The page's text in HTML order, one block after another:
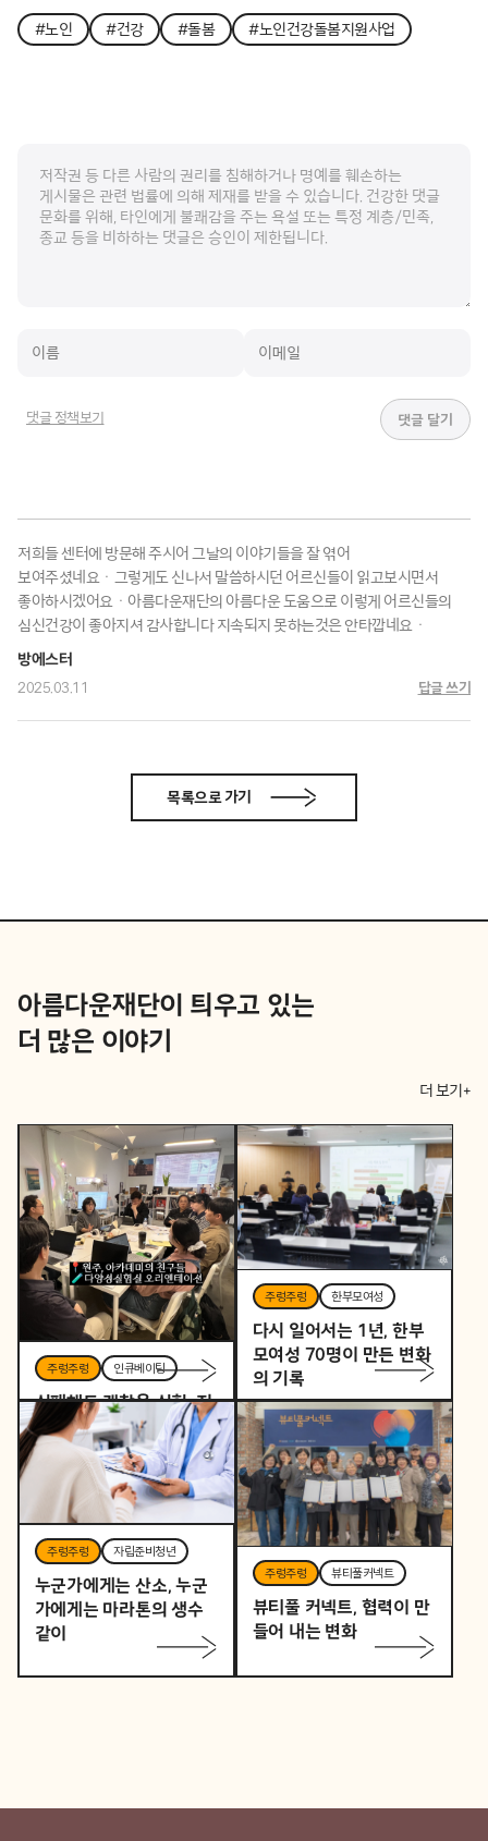
#노인 #건강 #돌봄 #노인건강돌봄지원사업
저희들 센터에 방문해 주시어 그날의 이야기들을 잘 엮어
보여주셨네요ㆍ그렇게도 신나서 말씀하시던 어르신들이 읽고보시면서
좋아하시겠어요ㆍ아름다운재단의 아름다운 도움으로 이렇게 어르신들의
심신건강이 좋아지셔 감사합니다 지속되지 못하는것은 안타깝네요ㆍ
방에스터
2025.03.11 답글 쓰기
댓글 정책보기
목록으로 가기
아름다운재단이 틔우고 있는
더 많은 이야기
더 보기+
주렁주렁 인큐베이팅
실패해도 괜찮은 실험, 지
역을 바꾸는 작은 시작
주렁주렁 한부모여성
다시 일어서는 1년, 한부
모여성 70명이 만든 변화
의 기록
주렁주렁 자립준비청년
누군가에게는 산소, 누군
가에게는 마라톤의 생수
같이
주렁주렁 뷰티풀커넥트
뷰티풀 커넥트, 협력이 만
들어 내는 변화